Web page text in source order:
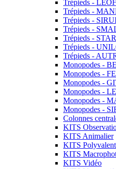
Trépieds -
Trépieds -
Trépieds -
Trépieds -
Trépieds -
Trépieds -
Trépieds -
Monopodes -
Monopodes -
Monopodes -
Monopodes -
Monopodes -
Monopodes -
Colonnes
KITS
KITS Animalier
KITS
KITS
KITS Vidéo